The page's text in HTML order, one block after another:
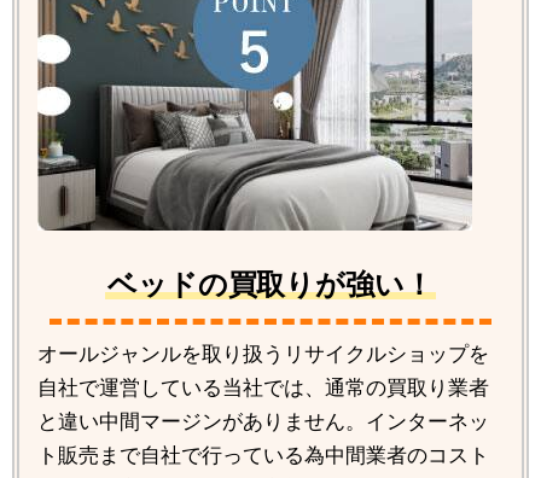
ベッドの買取りが強い！
オールジャンルを取り扱うリサイクルショップを
自社で運営している当社では、通常の買取り業者
と違い中間マージンがありません。インターネッ
ト販売まで自社で行っている為中間業者のコスト